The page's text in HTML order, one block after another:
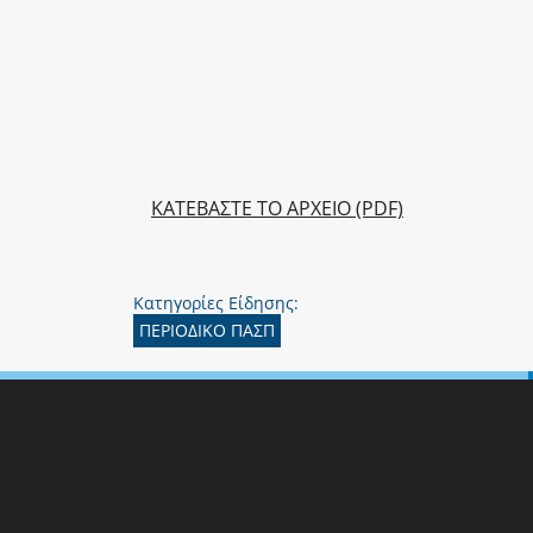
ΚΑΤΕΒΑΣΤΕ ΤΟ ΑΡΧΕΙΟ (PDF)
Κατηγορίες Είδησης:
ΠΕΡΙΟΔΙΚΟ ΠΑΣΠ